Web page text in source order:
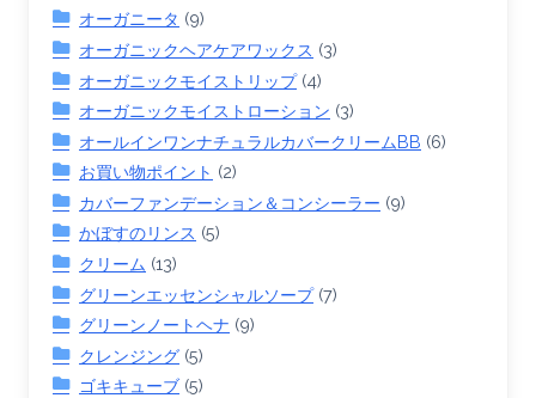
オーガニータ (9)
オーガニックヘアケアワックス (3)
オーガニックモイストリップ(4)
オーガニックモイストローション (3)
オールインワンナチュラルカバークリームBB (6)
お買い物ポイント (2)
カバーファンデーション＆コンシーラー (9)
かぼすのリンス (5)
クリーム (13)
グリーンエッセンシャルソープ(7)
グリーンノートヘナ (9)
クレンジング (5)
ゴキキューブ (5)